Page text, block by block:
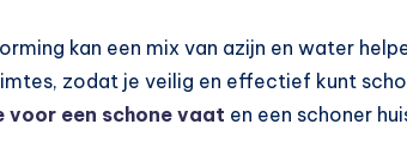
kan een mix van azijn en water
zodat je veilig en effectief kunt
voor een schone vaat en een schoner